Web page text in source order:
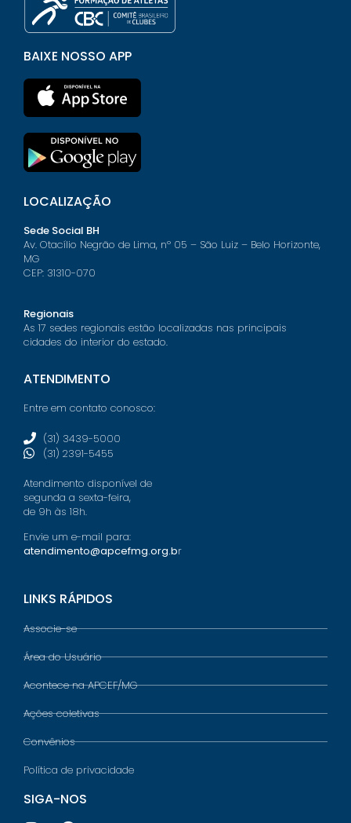
BAIXE NOSSO APP
LOCALIZAÇÃO
Sede Social BH
Av. Otacílio Negrão de Lima, nº 05 – São Luiz – Belo Horizonte,
MG
CEP: 31310-070
Regionais
As 17 sedes regionais estão localizadas nas principais
cidades do interior do estado.
ATENDIMENTO
Entre em contato conosco:
(31) 3439-5000
(31) 2391-5455
Atendimento disponível de
segunda a sexta-feira,
de 9h às 18h.
Envie um e-mail para:
atendimento@apcefmg.org.br
LINKS RÁPIDOS
Associe-se
Área do Usuário
Acontece na APCEF/MG
Ações coletivas
Convênios
Política de privacidade
SIGA-NOS